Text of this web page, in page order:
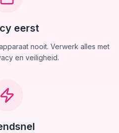
eerst
nooit. Verwerk alles met
en veiligheid.